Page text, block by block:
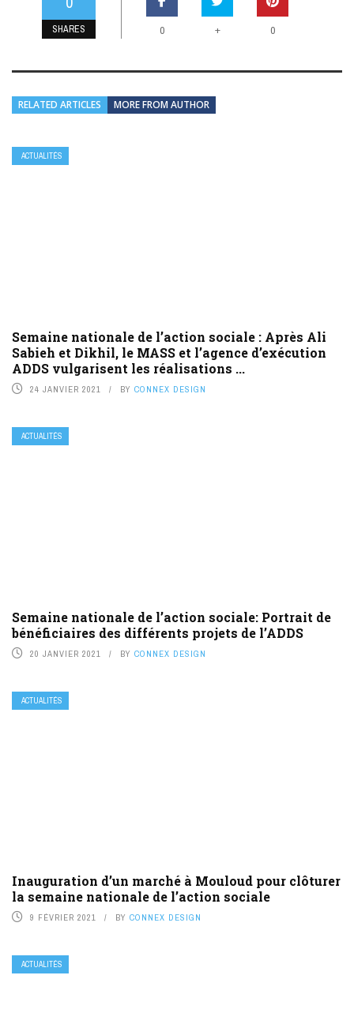
SHARES 0 + 0
RELATED ARTICLES MORE FROM AUTHOR
ACTUALITÉS
Semaine nationale de l’action sociale : Après Ali
Sabieh et Dikhil, le MASS et l’agence d’exécution
ADDS vulgarisent les réalisations ...
24 JANVIER 2021 BY CONNEX DESIGN
ACTUALITÉS
Semaine nationale de l’action sociale: Portrait de
bénéficiaires des différents projets de l’ADDS
20 JANVIER 2021 BY CONNEX DESIGN
ACTUALITÉS
Inauguration d’un marché à Mouloud pour clôturer
la semaine nationale de l’action sociale
9 FÉVRIER 2021 BY CONNEX DESIGN
ACTUALITÉS